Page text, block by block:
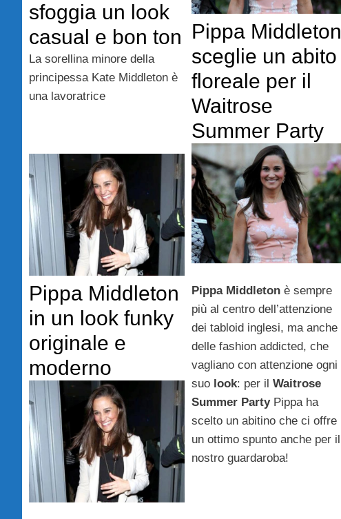
sfoggia un look
casual e bon ton
La sorellina minore della
principessa Kate Middleton è
una lavoratrice
Pippa Middleton
sceglie un abito
floreale per il
Waitrose
Summer Party
Pippa Middleton è sempre
più al centro dell’attenzione
dei tabloid inglesi, ma anche
delle fashion addicted, che
vagliano con attenzione ogni
suo look: per ilWaitrose
Summer PartyPippa ha
scelto un abitino che ci offre
un ottimo spunto anche per il
nostro guardaroba!
Pippa Middleton
in un look funky
originale e
moderno